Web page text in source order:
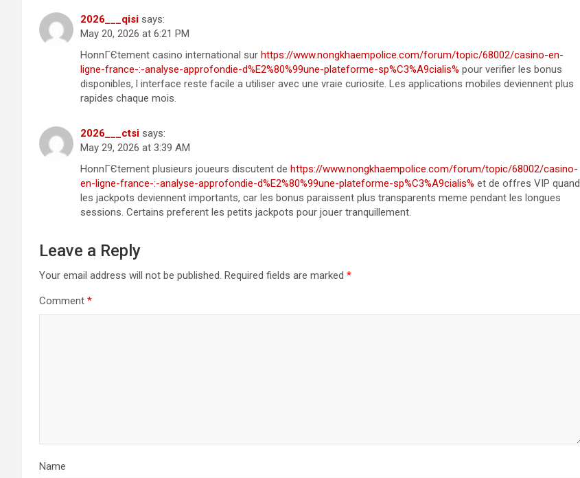
2026___qisi says:
May 20, 2026 at 6:21 PM
HonnГЄtement casino international sur https://www.nongkhaempolice.com/forum/topic/68002/casino-en-
ligne-france-:-analyse-approfondie-d%E2%80%99une-plateforme-sp%C3%A9cialis% pour verifier les bonus
disponibles, l interface reste facile a utiliser avec une vraie curiosite. Les applications mobiles deviennent plus
rapides chaque mois.
2026___ctsi says:
May 29, 2026 at 3:39 AM
HonnГЄtement plusieurs joueurs discutent de https://www.nongkhaempolice.com/forum/topic/68002/casino-
en-ligne-france-:-analyse-approfondie-d%E2%80%99une-plateforme-sp%C3%A9cialis% et de offres VIP quand
les jackpots deviennent importants, car les bonus paraissent plus transparents meme pendant les longues
sessions. Certains preferent les petits jackpots pour jouer tranquillement.
Leave a Reply
Your email address will not be published. Required fields are marked *
Comment *
Name